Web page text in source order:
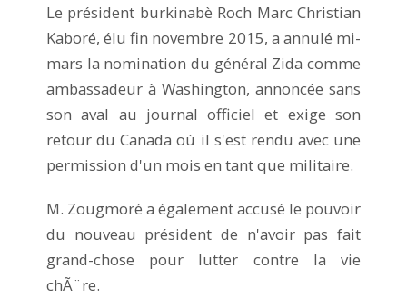
Le président burkinabè Roch Marc Christian
Kaboré, élu fin novembre 2015, a annulé mi-
mars la nomination du général Zida comme
ambassadeur à Washington, annoncée sans
son aval au journal officiel et exige son
retour du Canada où il s'est rendu avec une
permission d'un mois en tant que militaire.
M. Zougmoré a également accusé le pouvoir
du nouveau président de n'avoir pas fait
grand-chose pour lutter contre la vie
chÃ¨re.